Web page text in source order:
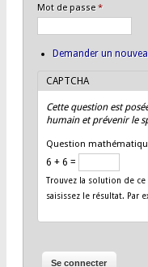
Mot de passe*
Demander un
CAPTCHA
Cette question est
humain et prévenir le
Question
6 + 6 =
Trouvez la solution de
saisissez le résultat. Par